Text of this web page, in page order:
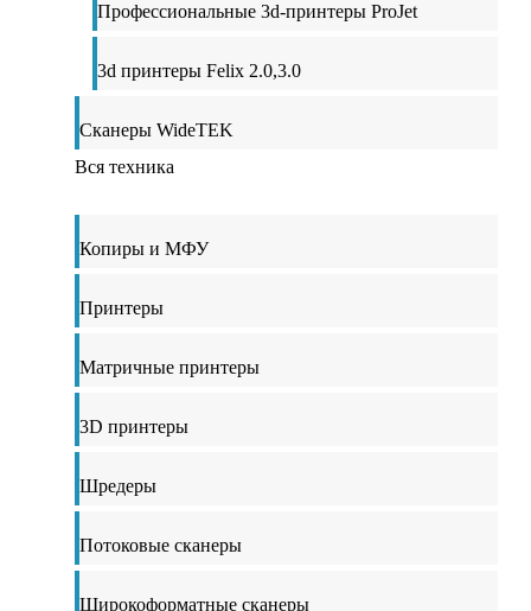
Профессиональные 3d-принтеры ProJet
3d принтеры Felix 2.0,3.0
Сканеры WideTEK
Вся техника
Копиры и МФУ
Принтеры
Матричные принтеры
3D принтеры
Шредеры
Потоковые сканеры
Широкоформатные сканеры